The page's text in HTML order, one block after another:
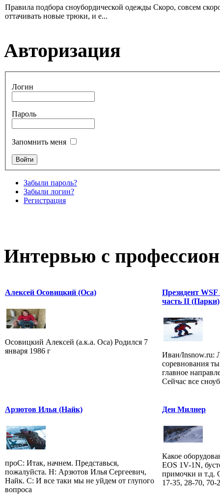
Правила подбора сноубордической одежды Скоро, совсем
оттачивать новые трюки, и е...
Авторизация
Логин
Пароль
Запомнить меня
Забыли пароль?
Забыли логин?
Регистрация
Интервью с
Алексей Осовицкий (Оса)
Осовицкий Алексей (а.к.а. Оса) Родился 7
января 1986 г
Президент
часть II (Парки)
Иван/Insnow.ru:
соревнования
главное
Сейчас все
Арзютов Илья (Найк)
проС: Итак, начнем. Представься,
пожалуйста. Н: Арзютов Илья Сергеевич,
Найк. С: И все таки мы не уйдем от глупого
вопроса
Ден Милнер
Какое
EOS 1V-1N,
примочки и т.д.
17-35, 28-70, 70-